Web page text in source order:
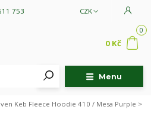
Menu
CZK
753
0
0 Kč
Keb Fleece Hoodie 410 / Mesa Purple >